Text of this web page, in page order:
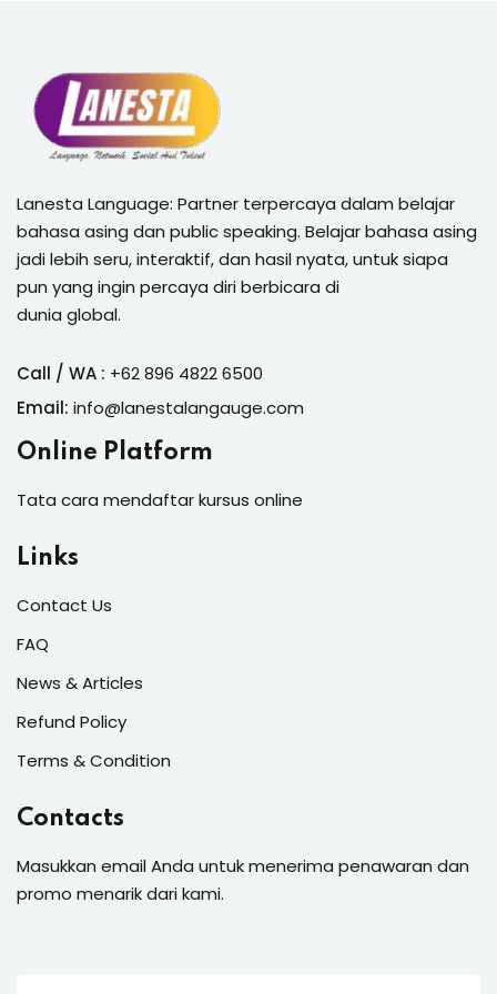
Lanesta Language: Partner terpercaya dalam belajar
bahasa asing dan public speaking. Belajar bahasa asing
jadi lebih seru, interaktif, dan hasil nyata, untuk siapa
pun yang ingin percaya diri berbicara di
dunia global.
Call / WA : +62 896 4822 6500
Email: info@lanestalangauge.com
Online Platform
Tata cara mendaftar kursus online
Links
Contact Us
FAQ
News & Articles
Refund Policy
Terms & Condition
Contacts
Masukkan email Anda untuk menerima penawaran dan
promo menarik dari kami.